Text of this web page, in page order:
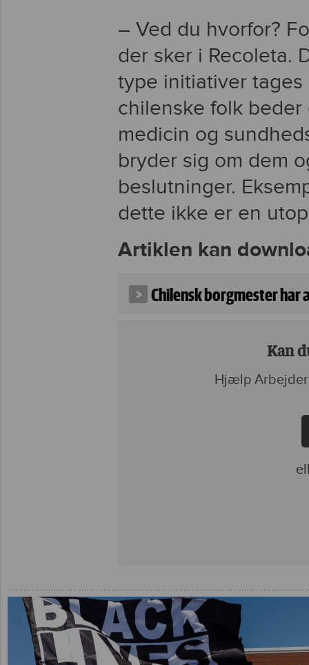
– Ved du hvorfor?
der sker i Recoleta.
type initiativer
chilenske folk beder
medicin og
bryder sig om dem
beslutninger.
dette ikke er en
Artiklen kan
Chilensk borgmester
Kan
Hjælp